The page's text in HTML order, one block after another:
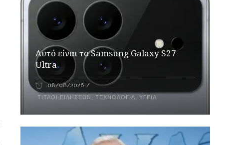
Αυτό είναι το Samsung Galaxy S27
Ultra
08/08/2026
ΤΊΤΛΟΙ ΕΙΔΉΣΕΩΝ ,ΤΕΧΝΟΛΟΓΊΑ,ΥΓΕΊΑ